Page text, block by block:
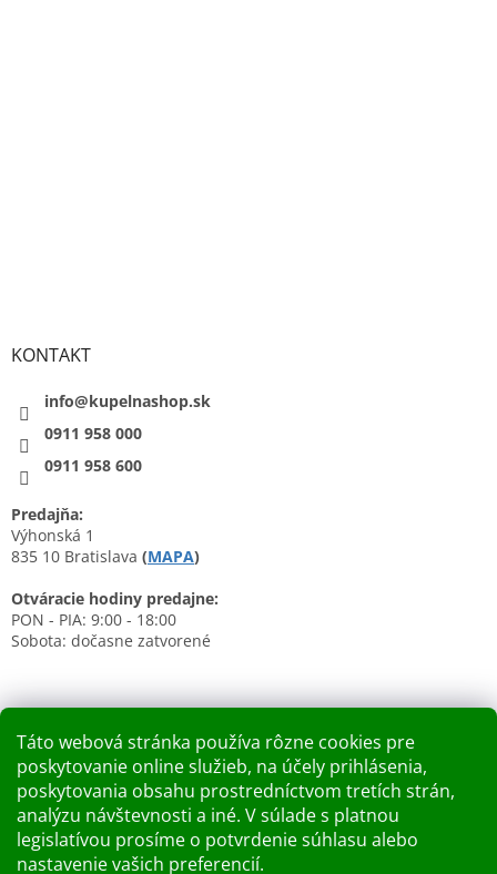
Táto webová stránka používa rôzne cookies pre
poskytovanie online služieb, na účely prihlásenia,
poskytovania obsahu prostredníctvom tretích strán,
analýzu návštevnosti a iné. V súlade s platnou
legislatívou prosíme o potvrdenie súhlasu alebo
nastavenie vašich preferencií.
KONTAKT
info@kupelnashop.sk
0911 958 000
0911 958 600
Predajňa:
Výhonská 1
835 10 Bratislava (MAPA)
Otváracie hodiny predajne:
PON - PIA: 9:00 - 18:00
Sobota: dočasne zatvorené
Nákupný košík
0KS / 0 €